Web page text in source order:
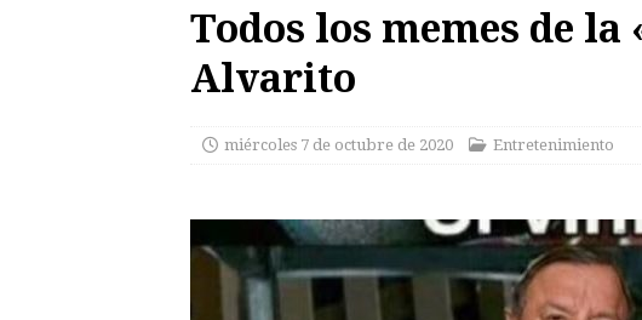
Todos los memes de
Alvarito
miércoles 7 de octubre de 2020 Entretenimiento